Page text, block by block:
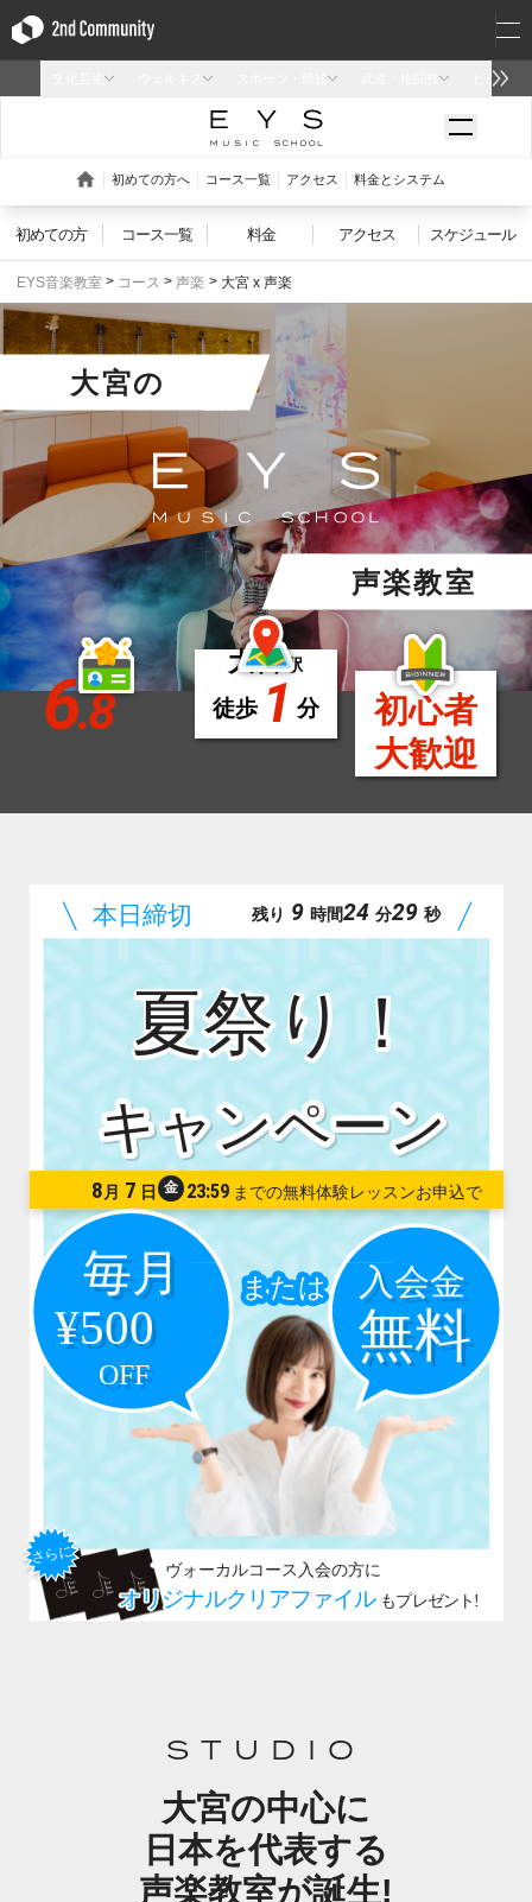
初めての方 コース一覧 料金 アクセス スケジュール
EYS音楽教室 コース 声楽 大宮 x 声楽
大宮の
声楽教室
6.8
大宮駅
徒歩 1 分
初心者
大歓迎
夏祭り！
8 月 7 日 金23:59
残り 9 時間24 分27 秒
STUDIO
大宮の中心に
日本を代表する
声楽教室が誕生!